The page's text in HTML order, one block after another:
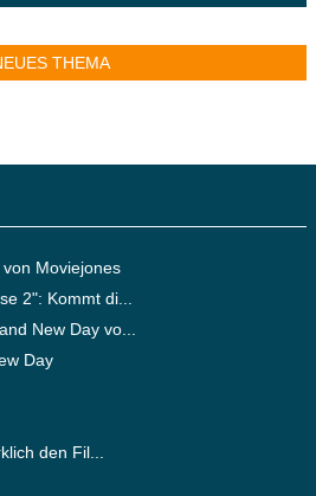
THEMA
Moviejones
2": Kommt di...
New Day vo...
Day
den Fil...